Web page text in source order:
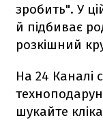
зробить". У
й підбиває
розкішний
На 24 Каналі
шукайте